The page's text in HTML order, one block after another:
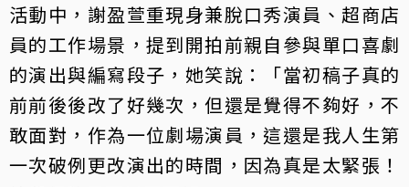
活動中，謝盈萱重現身兼脫口秀演員、超商店
員的工作場景，提到開拍前親自參與單口喜劇
的演出與編寫段子，她笑說：「當初稿子真的
前前後後改了好幾次，但還是覺得不夠好，不
敢面對，作為一位劇場演員，這還是我人生第
一次破例更改演出的時間，因為真是太緊張！